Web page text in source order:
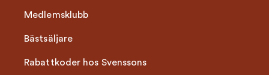
Medlemsklubb
Bästsäljare
Rabattkoder hos Svenssons